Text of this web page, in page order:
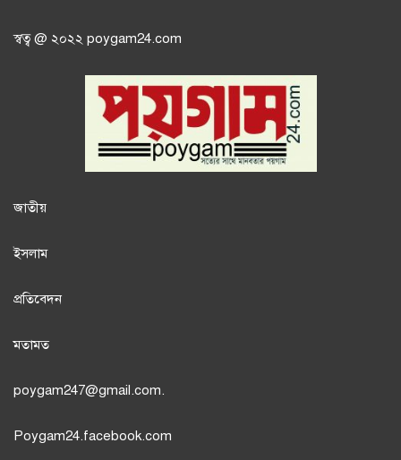
স্বত্ব @ ২০২২ poygam24.com
জাতীয়
ইসলাম
প্রতিবেদন
মতামত
poygam247@gmail.com.
Poygam24.facebook.com